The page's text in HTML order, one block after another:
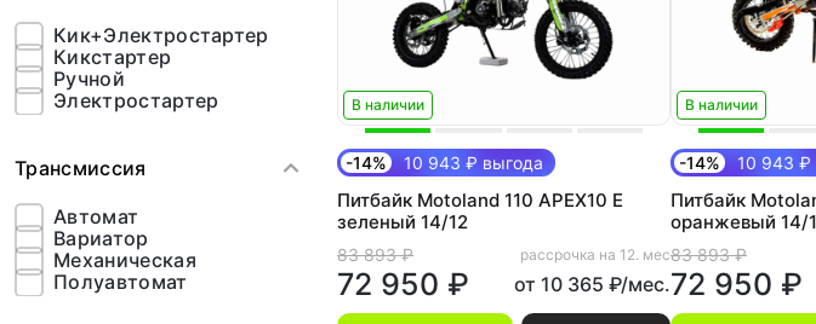
Кик+Электростартер
Кикстартер
Ручной
Электростартер
Трансмиссия
Автомат
Вариатор
Механическая
Полуавтомат
В наличии
-14% 10 943 ₽ выгода
Питбайк Motoland 110 APEX10 E
зеленый 14/12
83 893 ₽
72 950 ₽
рассрочка на 12. мес
от 10 365 ₽/мес.
В наличии
-14% 10 943 ₽
Питбайк
оранжевый 14/
83 893 ₽
72 950 ₽